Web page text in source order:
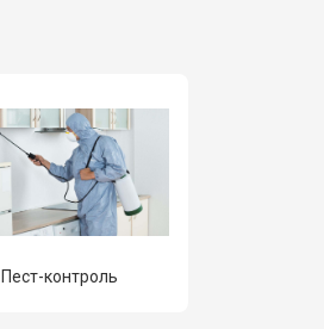
Пест-контроль